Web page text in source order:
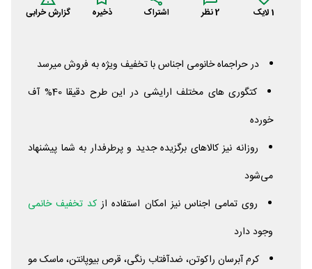
1لایک 2نظر اشتراک ذخیره گزارش خرابی
در حراجماه خانومی اجناس با تخفیف ویژه به فروش میرسد
کتگوری های مختلف ارایشی در این طرح دقیقا 40% آف
خورده
روزانه نیز کالاهای برگزیده جدید و پرطرفدار به شما پیشنهاد
می‌شود
روی تمامی اجناس نیز امکان استفاده از کد تخفیف خانمی
وجود دارد
کرم آبرسان راکوتن، ضدآفتاب رنگی، قرص بیوپانتن، ماسک مو